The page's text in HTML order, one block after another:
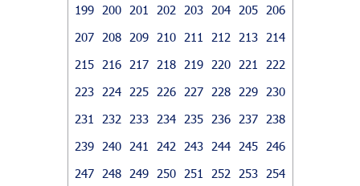
199
200 201 202 203 204 205
206
207
208 209 210 211 212 213
214
215
216 217 218 219 220 221
222
223
224 225 226 227 228 229
230
231
232 233 234 235 236 237
238
239
240 241 242 243 244 245
246
247
248 249 250 251 252 253
254